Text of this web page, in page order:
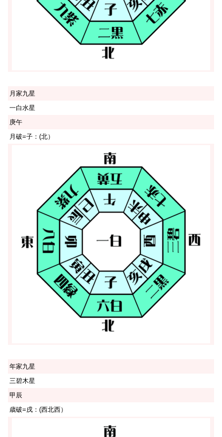
月家九星
一白水星
庚午
月破=子：(北）
年家九星
三碧木星
甲辰
歳破=戌：(西北西）